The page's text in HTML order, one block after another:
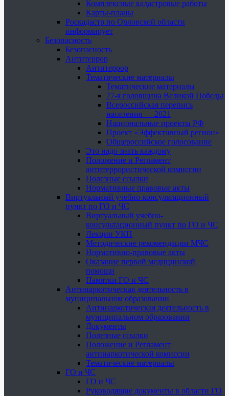
Комплексные кадастровые работы
Карты-планы
Роскадастр по Орловской области
информирует
Безопасность
Безопасность
Антитеррор
Антитеррор
Тематические материалы
Тематические материалы
77-я годовщина Великой Победы
Всероссийская перепись
населения — 2021
Национальные проекты РФ
Проект «Эффективный регион»
Общероссийское голосование
Это надо знать каждому
Положение и Регламент
антитеррористической комиссии
Полезные ссылки
Нормативные правовые акты
Виртуальный учебно-консультационный
пункт по ГО и ЧС
Виртуальный учебно-
консультационный пункт по ГО и ЧС
Лекции УКП
Методические рекомендации МЧС
Нормативно-правовые акты
Оказание первой медицинской
помощи
Памятки ГО и ЧС
Антинаркотическая деятельность в
муниципальном образовании
Антинаркотическая деятельность в
муниципальном образовании
Документы
Полезные ссылки
Положение и Регламент
антинаркотической комиссии
Тематические материалы
ГО и ЧС
ГО и ЧС
Руководящие документы в области ГО